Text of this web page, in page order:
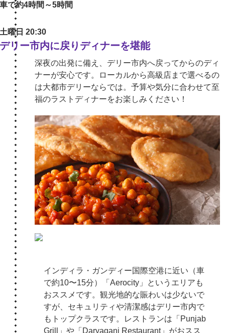
車で約4時間～5時間
土曜日 20:30
デリー市内に戻りディナーを堪能
深夜の出発に備え、デリー市内へ戻ってからのディ
ナーが安心です。ローカルから高級店まで選べるの
は大都市デリーならでは。予算や気分に合わせて至
福のラストディナーをお楽しみください！
インディラ・ガンディー国際空港に近い（車
で約10〜15分）「Aerocity」というエリアも
おススメです。観光地的な賑わいは少ないで
すが、セキュリティや清潔感はデリー市内で
もトップクラスです。レストランは「Punjab
Grill」や「Daryaganj Restaurant」がおスス